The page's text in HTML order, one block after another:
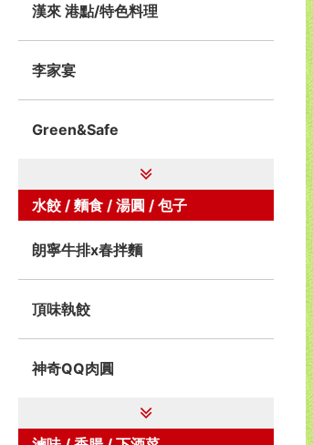
漢來 港點/特色料理
李家宴
Green&Safe
水餃 / 麵食 / 湯圓 / 包子
朗寧牛排x春拌麵
頂味執餃
神奇QQ肉圓